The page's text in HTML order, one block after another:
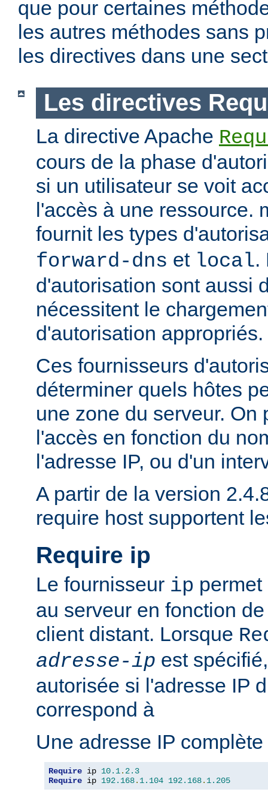
que pour certaines
les autres méthodes sans
les directives dans une
Les directives
La directive Apache
cours de la phase
si un utilisateur se voit
l'accès à une ressource.
fournit les types
forward-dns et local.
d'autorisation sont aussi
nécessitent le
d'autorisation appropriés.
Ces fournisseurs
déterminer quels hôtes
une zone du serveur. On
l'accès en fonction du
l'adresse IP, ou d'un
A partir de la version
require host supportent
Require ip
Le fournisseur ip
au serveur en fonction
client distant. Lorsque
adresse-ip est
autorisée si l'adresse IP
correspond à
Une adresse IP complète
Require ip 10.1. 2.3
Require ip 192.168. 1.104 192.168. 1.205